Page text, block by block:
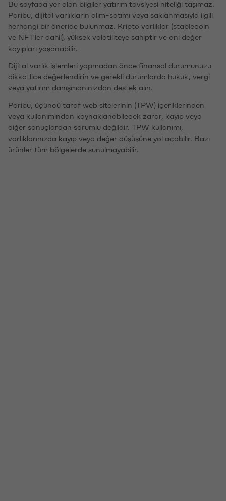
Bu sayfada yer alan bilgiler yatırım tavsiyesi niteliği taşımaz.
Paribu, dijital varlıkların alım-satımı veya saklanmasıyla ilgili
herhangi bir öneride bulunmaz. Kripto varlıklar (stablecoin
ve NFT'ler dahil), yüksek volatiliteye sahiptir ve ani değer
kayıpları yaşanabilir.
Dijital varlık işlemleri yapmadan önce finansal durumunuzu
dikkatlice değerlendirin ve gerekli durumlarda hukuk, vergi
veya yatırım danışmanınızdan destek alın.
Paribu, üçüncü taraf web sitelerinin (TPW) içeriklerinden
veya kullanımından kaynaklanabilecek zarar, kayıp veya
diğer sonuçlardan sorumlu değildir. TPW kullanımı,
varlıklarınızda kayıp veya değer düşüşüne yol açabilir. Bazı
ürünler tüm bölgelerde sunulmayabilir.